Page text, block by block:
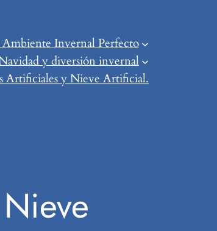
Invernal Perfecto
y diversión invernal
Artificiales y Nieve Artificial.